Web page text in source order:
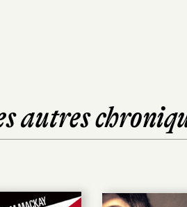
autres